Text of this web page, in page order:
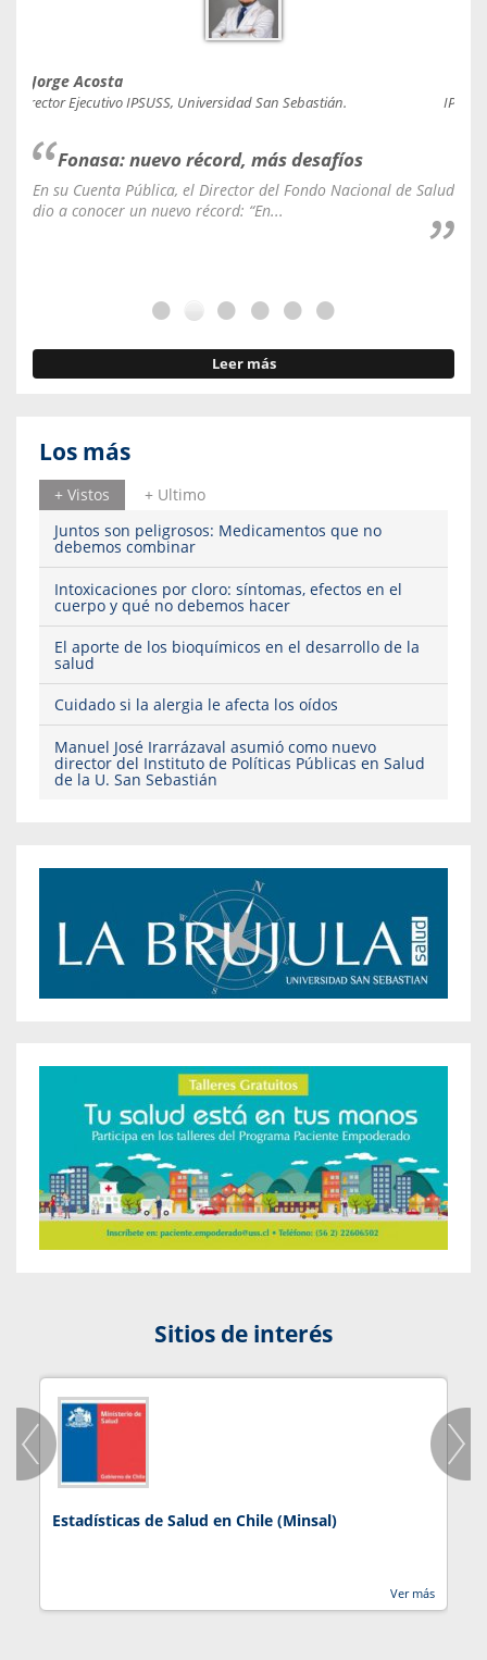
Jorge Acosta
Director Ejecutivo IPSUSS, Universidad San Sebastián.
Fonasa: nuevo récord, más desafíos
En su Cuenta Pública, el Director del Fondo Nacional de Salud
dio a conocer un nuevo récord: “En...
Leer más
Los más
+ Vistos
+ Ultimo
Juntos son peligrosos: Medicamentos que no
debemos combinar
Intoxicaciones por cloro: síntomas, efectos en el
cuerpo y qué no debemos hacer
El aporte de los bioquímicos en el desarrollo de la
salud
Cuidado si la alergia le afecta los oídos
Manuel José Irarrázaval asumió como nuevo
director del Instituto de Políticas Públicas en Salud
de la U. San Sebastián
Sitios de interés
Estadísticas de Salud en Chile (Minsal)
Ver más